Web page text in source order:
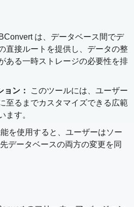
は、データベース間でデ
直接ルートを提供し、データの整
ある一時ストレージの必要性を排
ョン：
このツールには、ユーザー
至るまでカスタマイズできる広範
ます。
を使用すると、ユーザーはソー
データベースの両方の変更を同